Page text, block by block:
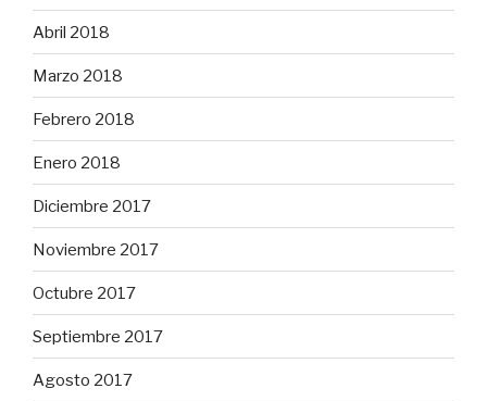
Abril 2018
Marzo 2018
Febrero 2018
Enero 2018
Diciembre 2017
Noviembre 2017
Octubre 2017
Septiembre 2017
Agosto 2017